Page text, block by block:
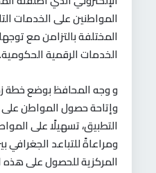
المواطنين على الخدمات
المختلفة بالتزامن مع
الخدمات الرقمية الحكومية.
و وجه المحافظ بوضع خطة
وإتاحة حصول المواطن
التطبيق، تسهيلًا على
ومراعاةً للتباعد الجغرافي
المركزية للحصول على